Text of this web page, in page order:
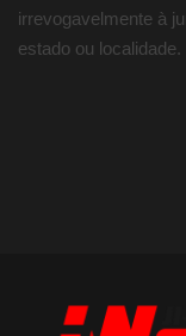
irrevogavelmente à
estado ou localidade.